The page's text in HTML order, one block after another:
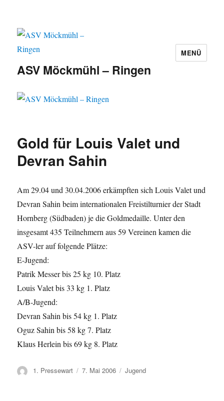
ASV Möckmühl – Ringen
MENÜ
Gold für Louis Valet und
Devran Sahin
Am 29.04 und 30.04.2006 erkämpften sich Louis Valet und
Devran Sahin beim internationalen Freistilturnier der Stadt
Hornberg (Südbaden) je die Goldmedaille. Unter den
insgesamt 435 Teilnehmern aus 59 Vereinen kamen die
ASV-ler auf folgende Plätze:
E-Jugend:
Patrik Messer bis 25 kg 10. Platz
Louis Valet bis 33 kg 1. Platz
A/B-Jugend:
Devran Sahin bis 54 kg 1. Platz
Oguz Sahin bis 58 kg 7. Platz
Klaus Herlein bis 69 kg 8. Platz
Autor
1. Pressewart
Veröffentlicht
7. Mai 2006 Kategorien
Jugend